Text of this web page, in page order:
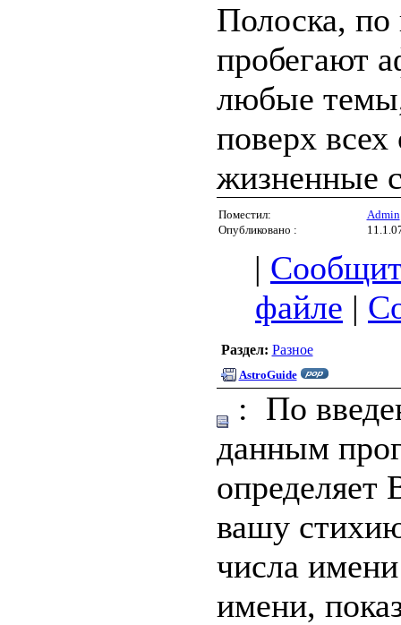
Полоска, по
пробегают
любые
поверх
жизненные
Поместил:
Admin
Опубликовано :
|
файле |
Раздел: Разное
AstroGuide
: По
данным
определяет
вашу
числа
имени,